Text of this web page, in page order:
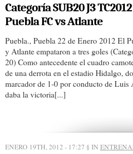
Categoría SUB20 J3 TC2012
Puebla FC vs Atlante
Puebla., Puebla 22 de Enero 2012 El
y Atlante empataron a tres goles
20) Como antecedente el cuadro
de una derrota en el estadio Hidalgo,
marcador de 1-0 por conducto de Luis
daba la victoria[...]
ENERO 19TH, 2012 - 17:27 § IN